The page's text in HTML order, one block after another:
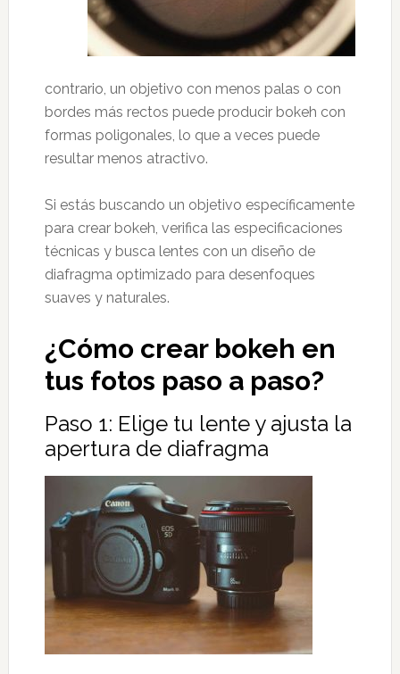
contrario, un objetivo con menos palas o con
bordes más rectos puede producir bokeh con
formas poligonales, lo que a veces puede
resultar menos atractivo.
Si estás buscando un objetivo específicamente
para crear bokeh, verifica las especificaciones
técnicas y busca lentes con un diseño de
diafragma optimizado para desenfoques
suaves y naturales.
¿Cómo crear bokeh en
tus fotos paso a paso?
Paso 1: Elige tu lente y ajusta la
apertura de diafragma